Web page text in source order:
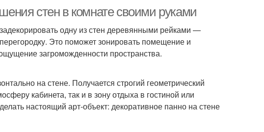
стен в комнате своими руками
одну из стен деревянными рейками —
Это поможет зонировать помещение и
загроможденности пространства.
на стене. Получается строгий геометрический
кабинета, так и в зону отдыха в гостиной или
настоящий арт-объект: декоративное панно на стене